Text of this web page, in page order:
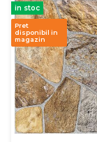
in stoc
Pret
disponibil in
magazin